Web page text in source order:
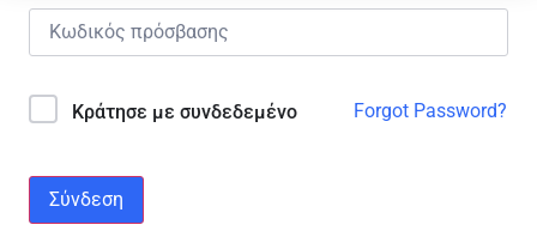
Κράτησε με συνδεδεμένο Forgot Password?
Σύνδεση